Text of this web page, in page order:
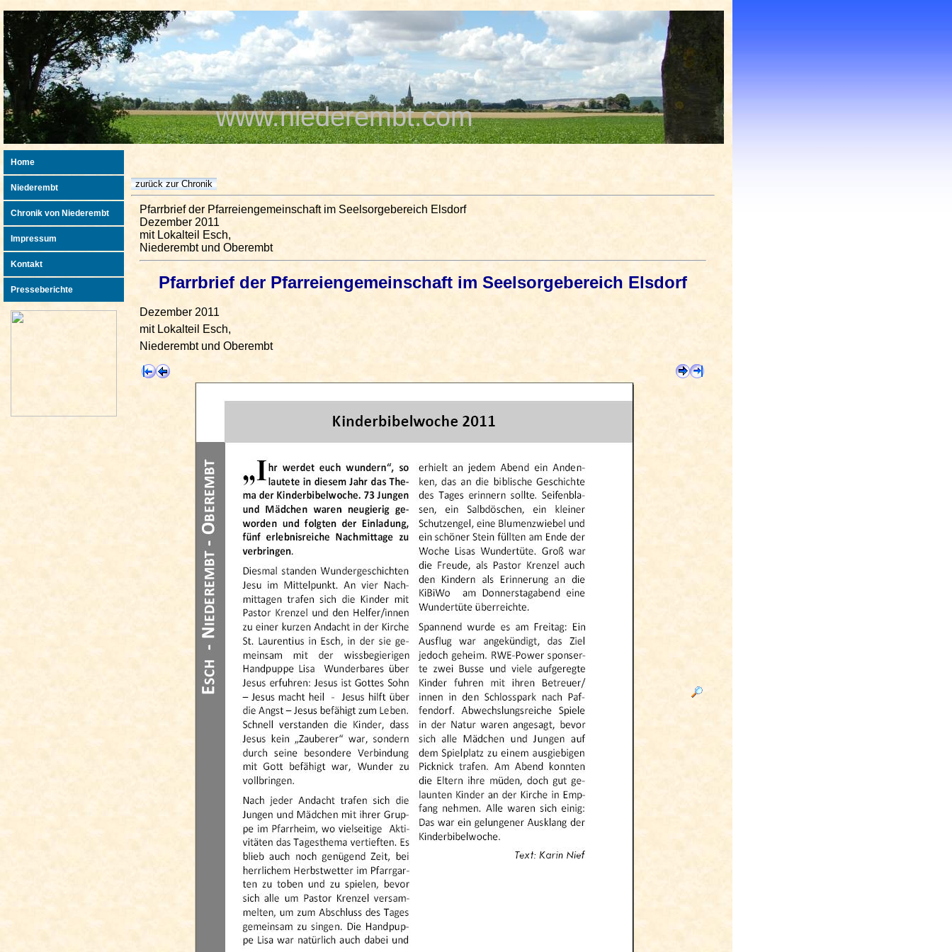
www.niederembt.com
Pfarrbrief der Pfarreiengemeinschaft im Seelsorgebereich Elsdorf
Dezember 2011
mit Lokalteil Esch,
Niederembt und Oberembt
Pfarrbrief der Pfarreiengemeinschaft im Seelsorgebereich Elsdorf
Dezember 2011
mit Lokalteil Esch,
Niederembt und Oberembt
Home
Niederembt
Chronik von Niederembt
Impressum
Kontakt
Presseberichte